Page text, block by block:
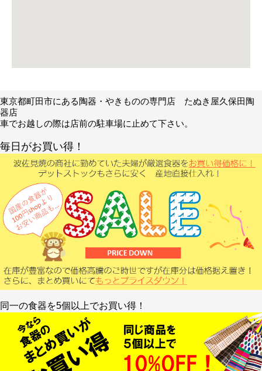
東京都町田市にある陶器・やきものの専門店 たぬき屋久保田陶
器店
車でお越しの際は店前の駐車場に止めて下さい。
毎日がお買い得！
同一の食器を5個以上でお買い得！